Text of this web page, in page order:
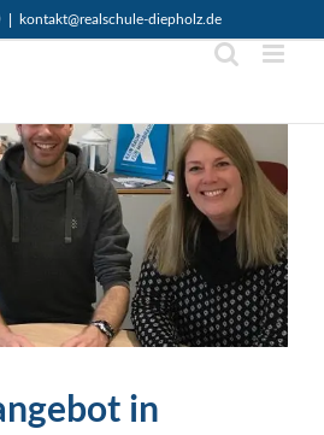
kontakt@realschule-diepholz.de
in